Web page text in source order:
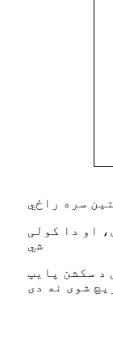
او دا کولی
شي
د سکشن پایپ